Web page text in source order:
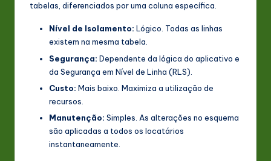
tabelas, diferenciados por uma coluna específica.
Nível de Isolamento: Lógico. Todas as linhas
existem na mesma tabela.
Segurança: Dependente da lógica do aplicativo e
da Segurança em Nível de Linha (RLS).
Custo: Mais baixo. Maximiza a utilização de
recursos.
Manutenção: Simples. As alterações no esquema
são aplicadas a todos os locatários
instantaneamente.